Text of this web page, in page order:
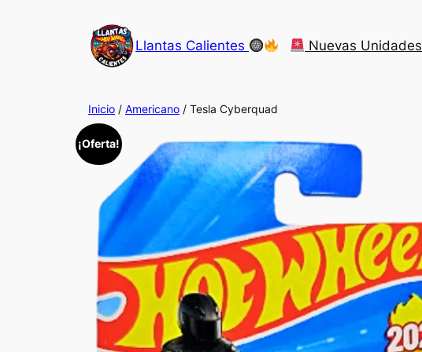
Llantas Calientes Nuevas Unidades
Inicio / Americano / Tesla Cyberquad
¡Oferta!